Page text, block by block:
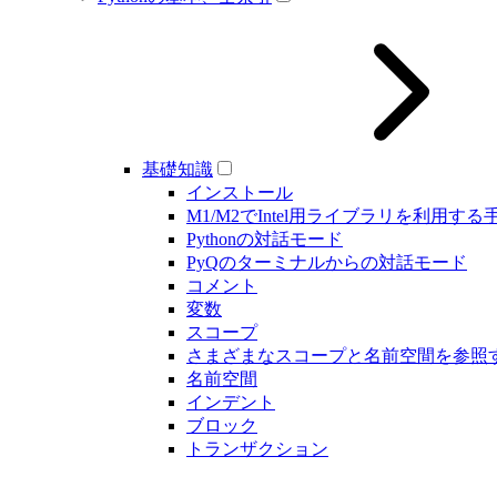
基礎知識
インストール
M1/M2でIntel用ライブラリを利用する
Pythonの対話モード
PyQのターミナルからの対話モード
コメント
変数
スコープ
さまざまなスコープと名前空間を参照
名前空間
インデント
ブロック
トランザクション